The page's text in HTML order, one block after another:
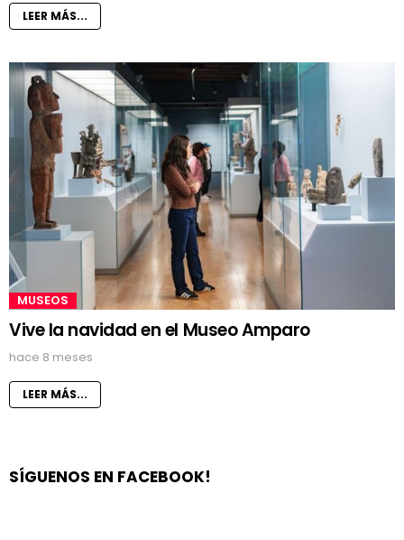
LEER MÁS...
MUSEOS
Vive la navidad en el Museo Amparo
hace 8 meses
LEER MÁS...
SÍGUENOS EN FACEBOOK!